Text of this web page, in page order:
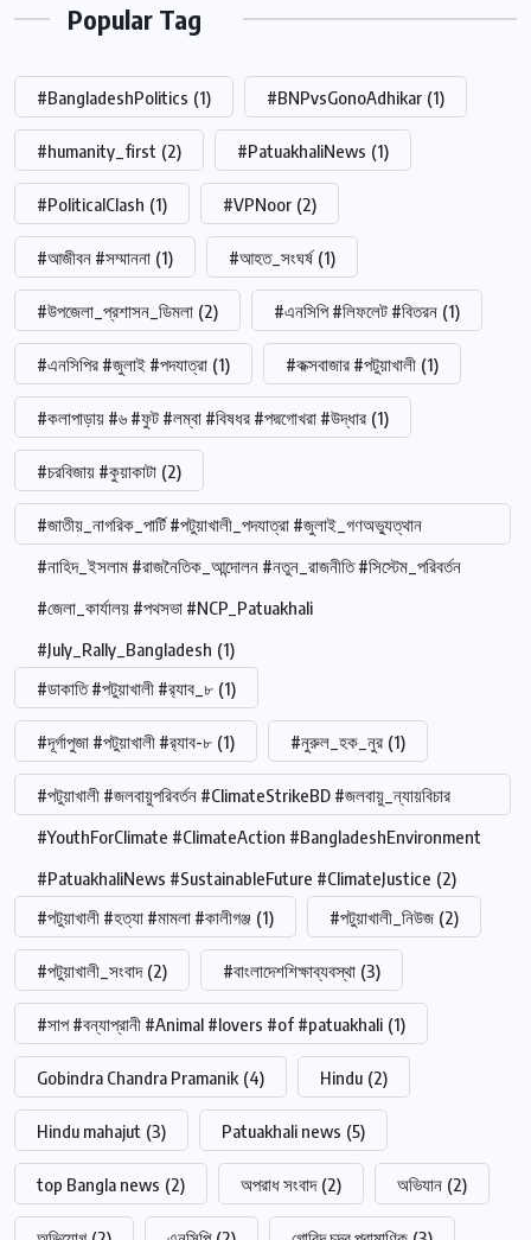
Popular Tag
#BangladeshPolitics (1) #BNPvsGonoAdhikar (1)
#humanity_first (2) #PatuakhaliNews (1)
#PoliticalClash (1) #VPNoor (2)
#আজীবন #সম্মাননা (1) #আহত_সংঘর্ষ (1)
#উপজেলা_প্রশাসন_ডিমলা (2) #এনসিপি #লিফলেট #বিতরন (1)
#এনসিপির #জুলাই #পদযাত্রা (1) #কক্সবাজার #পটুয়াখালী (1)
#কলাপাড়ায় #৬ #ফুট #লম্বা #বিষধর #পদ্মগোখরা #উদ্ধার (1)
#চরবিজায় #কুয়াকাটা (2)
#জাতীয়_নাগরিক_পার্টি #পটুয়াখালী_পদযাত্রা #জুলাই_গণঅভ্যুত্থান
#নাহিদ_ইসলাম #রাজনৈতিক_আন্দোলন #নতুন_রাজনীতি #সিস্টেম_পরিবর্তন
#জেলা_কার্যালয় #পথসভা #NCP_Patuakhali
#July_Rally_Bangladesh (1)
#ডাকাতি #পটুয়াখালী #র‍্যাব_৮ (1)
#দূর্গাপুজা #পটুয়াখালী #র‍্যাব-৮ (1) #নুরুল_হক_নুর (1)
#পটুয়াখালী #জলবায়ুপরিবর্তন #ClimateStrikeBD #জলবায়ু_ন্যায়বিচার
#YouthForClimate #ClimateAction #BangladeshEnvironment
#PatuakhaliNews #SustainableFuture #ClimateJustice (2)
#পটুয়াখালী #হত্যা #মামলা #কালীগঞ্জ (1) #পটুয়াখালী_নিউজ (2)
#পটুয়াখালী_সংবাদ (2) #বাংলাদেশশিক্ষাব্যবস্থা (3)
#সাপ #বন্যাপ্রানী #Animal #lovers #of #patuakhali (1)
Gobindra Chandra Pramanik (4) Hindu (2)
Hindu mahajut (3) Patuakhali news (5)
top Bangla news (2) অপরাধ সংবাদ (2) অভিযান (2)